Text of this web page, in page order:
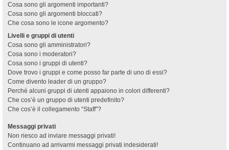
Cosa sono gli argomenti importanti?
Cosa sono gli argomenti bloccati?
Che cosa sono le icone argomento?
Livelli e gruppi di utenti
Cosa sono gli amministratori?
Cosa sono i moderatori?
Cosa sono i gruppi di utenti?
Dove trovo i gruppi e come posso far parte di uno di essi?
Come divento leader di un gruppo?
Perché alcuni gruppi di utenti appaiono in colori differenti?
Che cos’è un gruppo di utenti predefinito?
Che cos’è il collegamento “Staff”?
Messaggi privati
Non riesco ad inviare messaggi privati!
Continuano ad arrivarmi messaggi privati indesiderati!